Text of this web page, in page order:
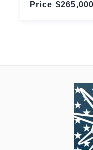
Price $265,000